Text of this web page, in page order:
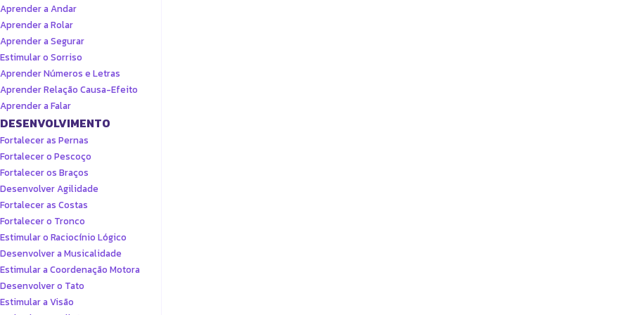
Aprender a Andar
Aprender a Rolar
Aprender a Segurar
Estimular o Sorriso
Aprender Números e Letras
Aprender Relação Causa-Efeito
Aprender a Falar
DESENVOLVIMENTO
Fortalecer as Pernas
Fortalecer o Pescoço
Fortalecer os Braços
Desenvolver Agilidade
Fortalecer as Costas
Fortalecer o Tronco
Estimular o Raciocínio Lógico
Desenvolver a Musicalidade
Estimular a Coordenação Motora
Desenvolver o Tato
Estimular a Visão